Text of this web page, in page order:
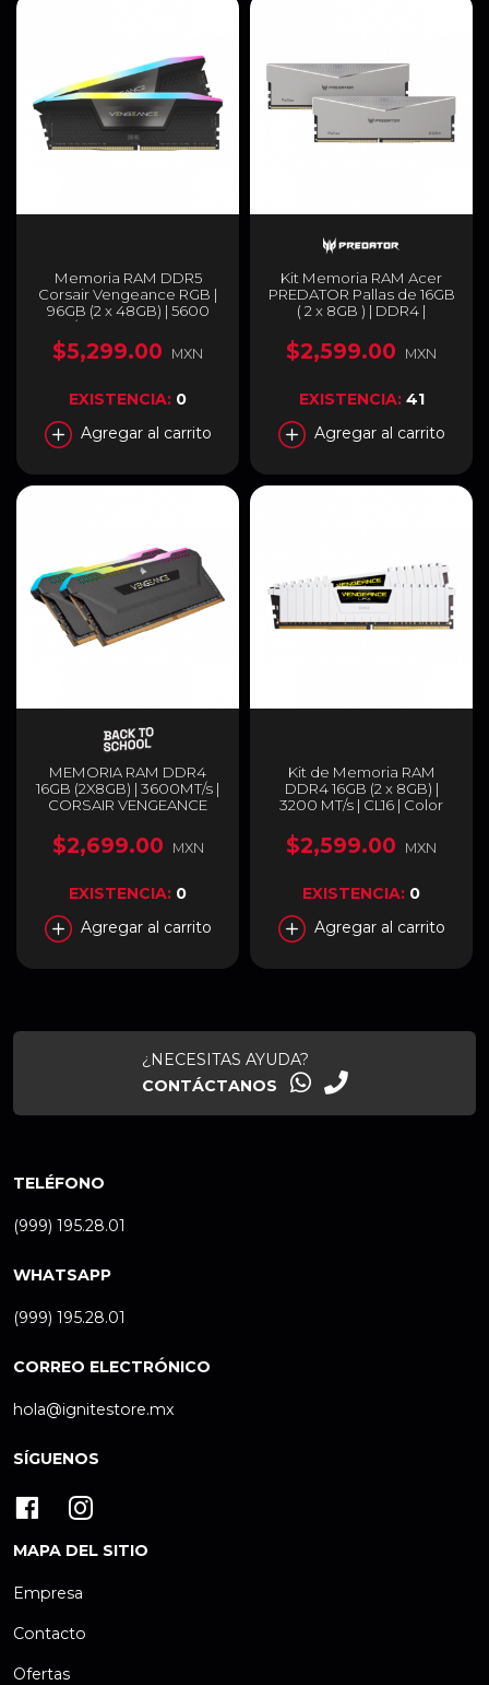
Memoria RAM DDR5
Corsair Vengeance RGB |
96GB (2 x 48GB) | 5600
MT/s | CL40 | XMP 3.0 |
RGB |
CMH96GX5M2B5600C40
$5,299.00 MXN
EXISTENCIA: 0
Agregar al carrito
Kit Memoria RAM Acer
PREDATOR Pallas de 16GB
( 2 x 8GB ) | DDR4 |
Plata | BL.9BWWR.341
$2,599.00 MXN
EXISTENCIA: 41
Agregar al carrito
MEMORIA RAM DDR4
16GB (2X8GB) | 3600MT/s |
CORSAIR VENGEANCE
CMH16GX4M2D3600C18
$2,699.00 MXN
EXISTENCIA: 0
Agregar al carrito
Kit de Memoria RAM
DDR4 16GB (2 x 8GB) |
3200 MT/s | CL16 | Color
Vengeance LPX |
CMK16GX4M2E3200C16W
$2,599.00 MXN
EXISTENCIA: 0
Agregar al carrito
¿NECESITAS AYUDA?
CONTÁCTANOS
TELÉFONO
(999) 195.28.01
WHATSAPP
(999) 195.28.01
CORREO ELECTRÓNICO
hola@ignitestore.mx
SÍGUENOS
MAPA DEL SITIO
Empresa
Contacto
Ofertas